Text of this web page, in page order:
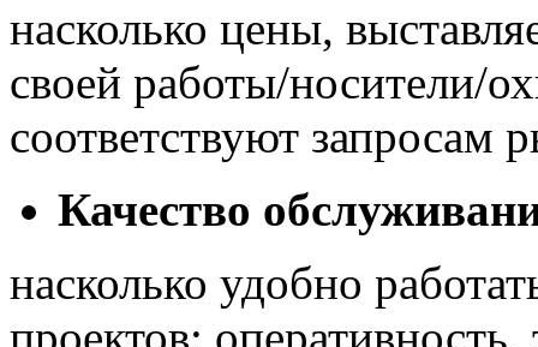
насколько цены,
своей работы/носители/
соответствуют запросам
Качество
насколько удобно
проектов: оперативность,